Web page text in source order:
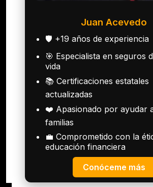
Juan Acevedo
🛡️ +19 años de experiencia
🎯 Especialista en seguros
vida
📚 Certificaciones estatales
actualizadas
❤️ Apasionado por ayudar
familias
💼 Comprometido con la
educación financiera
Conóceme más